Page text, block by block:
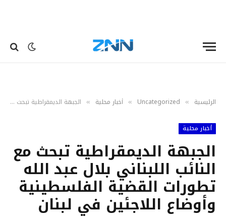
الرئيسية »
Uncategorized
» أخبار محلية » الجبهة الديمقراطية تبحث مع النائب اللبناني بلال عبد الله تطورات القضية الفلسطينية وأوضاع اللاجئين في لبنان
أخبار محلية
الجبهة الديمقراطية تبحث مع
النائب اللبناني بلال عبد الله
تطورات القضية الفلسطينية
وأوضاع اللاجئين في لبنان